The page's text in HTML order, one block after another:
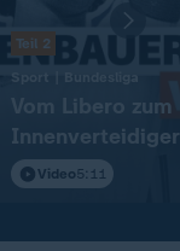
Teil 2
Sport | Bundesliga
Vom Libero
Innenverteidiger
Video5:11